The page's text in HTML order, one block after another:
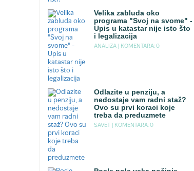
Velika zabluda oko
programa "Svoj na svome" -
Upis u katastar nije isto što
i legalizacija
ANALIZA | KOMENTARA: 0
Odlazite u penziju, a
nedostaje vam radni staž?
Ovo su prvi koraci koje
treba da preduzmete
SAVET | KOMENTARA: 0